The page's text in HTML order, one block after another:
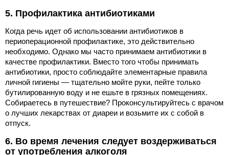
5. Профилактика антибиотиками
Когда речь идет об использовании антибиотиков в
периоперационной профилактике, это действительно
необходимо. Однако мы часто принимаем антибиотики в
качестве профилактики. Вместо того чтобы принимать
антибиотики, просто соблюдайте элементарные правила
личной гигиены — тщательно мойте руки, пейте только
бутилированную воду и не ешьте в грязных помещениях.
Собираетесь в путешествие? Проконсультируйтесь с врачом
о лучших лекарствах от диареи и возьмите их с собой в
отпуск.
6. Во время лечения следует воздерживаться
от употребления алкоголя